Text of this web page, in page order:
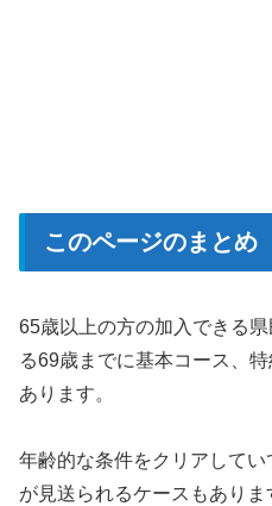
このページのまとめ
65歳以上の方の加入できる
る69歳までに基本コース、
あります。
年齢的な条件をクリアして
が見送られるケースもありま